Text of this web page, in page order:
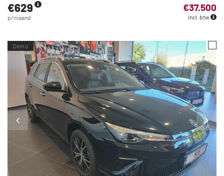
€629
p/maand
€37.500
incl. btw
Demo